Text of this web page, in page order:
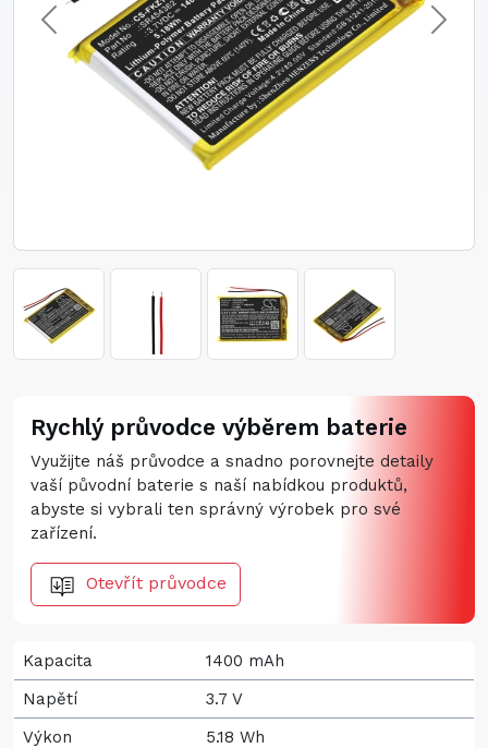
Rychlý průvodce výběrem baterie
Využijte náš průvodce a snadno porovnejte detaily
vaší původní baterie s naší nabídkou produktů,
abyste si vybrali ten správný výrobek pro své
zařízení.
Otevřít průvodce
Kapacita
1400 mAh
Napětí
3.7 V
Výkon
5.18 Wh